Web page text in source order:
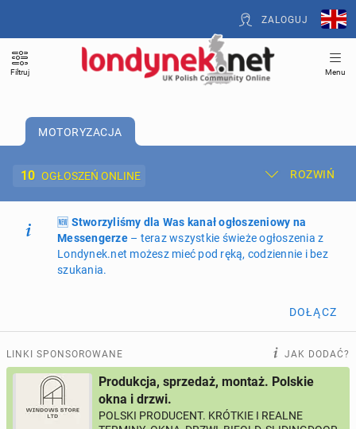
ZALOGUJ
Filtruj Menu
MOTORYZACJA
10 OGŁOSZEŃ ONLINE ROZWIŃ
Dodaj ogłoszenie Moje ogłoszenia
Oferta i cennik ogłoszeń
ogłoszeń online
PROFILE KANDYDATÓW 291 profili online
🆕 Stworzyliśmy dla Was kanał ogłoszeniowy na
Messengerze– teraz wszystkie świeże ogłoszenia z
Londynek.net możesz mieć pod ręką, codziennie i bez
szukania.
DOŁĄCZ
LINKI SPONSOROWANE JAK DODAĆ?
Produkcja, sprzedaż, montaż. Polskie
okna i drzwi.
POLSKI PRODUCENT. KRÓTKIE I REALNE